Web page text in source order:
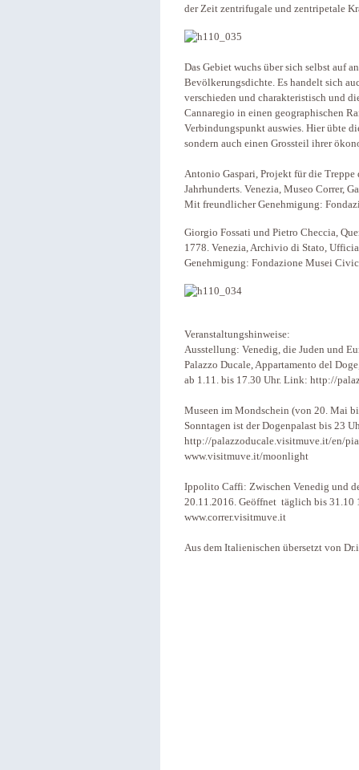
der Zeit zentrifugale und zentripetale
Das Gebiet wuchs über sich selbst auf
Bevölkerungsdichte. Es handelt sich
verschieden und charakteristisch und
Cannaregio in einen geographischen
Verbindungspunkt auswies. Hier übte
sondern auch einen Grossteil ihrer
Antonio Gaspari, Projekt für die Treppe
Jahrhunderts. Venezia, Museo Correr,
Mit freundlicher Genehmigung:
Giorgio Fossati und Pietro Checcia,
1778. Venezia, Archivio di Stato,
Genehmigung: Fondazione Musei
Veranstaltungshinweise:
Ausstellung: Venedig, die Juden und
Palazzo Ducale, Appartamento del
ab 1.11. bis 17.30 Uhr. Link: http://
Museen im Mondschein (von 20. Mai
Sonntagen ist der Dogenpalast bis 23
http://palazzoducale.visitmuve.it/en/
www.visitmuve.it/moonlight
Ippolito Caffi: Zwischen Venedig und
20.11.2016. Geöffnet täglich bis 31.10
www.correr.visitmuve.it
Aus dem Italienischen übersetzt von